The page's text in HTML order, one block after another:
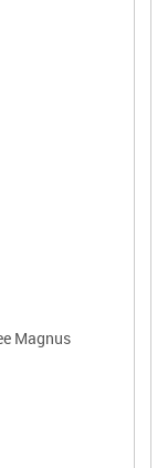
Magnus